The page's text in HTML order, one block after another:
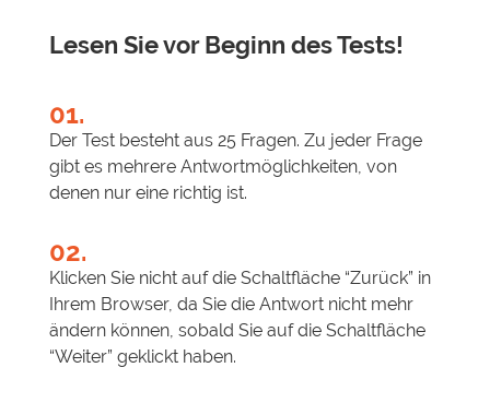
Lesen Sie vor Beginn des Tests!
01.
Der Test besteht aus 25 Fragen. Zu jeder Frage
gibt es mehrere Antwortmöglichkeiten, von
denen nur eine richtig ist.
02.
Klicken Sie nicht auf die Schaltfläche “Zurück” in
Ihrem Browser, da Sie die Antwort nicht mehr
ändern können, sobald Sie auf die Schaltfläche
“Weiter” geklickt haben.